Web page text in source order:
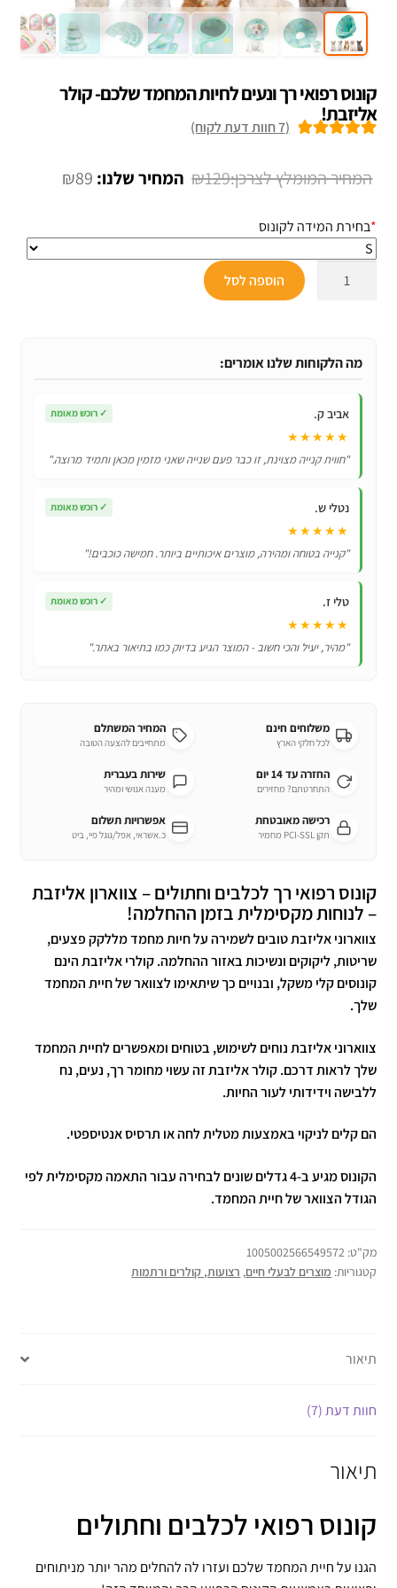
קונוס רפואי רך ונעים לחיות המחמד שלכם- קולר
אליזבת!
(
7חוות דעת לקוח)
₪129
המחיר
היה:
₪129.
₪89 המחיר
הוא:
₪89.
*בחירת המידה לקונוס
לחיות
קולר
אליזבת!
הוספה לסל
מה הלקוחות שלנו אומרים:
אביב ק. ✓ רוכש מאומת
★★★★★
"חווית קנייה מצוינת, זו כבר פעם שנייה שאני מזמין מכאן ותמיד מרוצה."
נטלי ש. ✓ רוכש מאומת
★★★★★
"קנייה בטוחה ומהירה, מוצרים איכותיים ביותר. חמישה כוכבים!"
טלי ז. ✓ רוכש מאומת
★★★★★
"מהיר, יעיל והכי חשוב - המוצר הגיע בדיוק כמו בתיאור באתר."
משלוחים חינם
לכל חלקי הארץ
המחיר המשתלם
מתחייבים להצעה הטובה
החזרה עד 14 יום
התחרטתם? מחזירים
שירות בעברית
מענה אנושי ומהיר
רכישה מאובטחת
תקן PCI-SSL מחמיר
אפשרויות תשלום
כ.אשראי, אפל/גוגל פיי, ביט
קונוס רפואי רך לכלבים וחתולים – צווארון אליזבת
– לנוחות מקסימלית בזמן ההחלמה!
צווארוני אליזבת טובים לשמירה על חיות מחמד מללקק פצעים,
שריטות, ליקוקים ונשיכות באזור ההחלמה. קולרי אליזבת הינם
קונוסים קלי משקל, ובנויים כך שיתאימו לצוואר של חיית המחמד
שלך.
צווארוני אליזבת נוחים לשימוש, בטוחים ומאפשרים לחיית המחמד
שלך לראות דרכם. קולר אליזבת זה עשוי מחומר רך, נעים, נח
ללבישה וידידותי לעור החיות.
הם קלים לניקוי באמצעות מטלית לחה או תרסיס אנטיספטי.
הקונוס מגיע ב-4 גדלים שונים לבחירה עבור התאמה מקסימלית לפי
הגודל הצוואר של חיית המחמד.
מק"ט: 1005002566549572
קטגוריות: מוצרים לבעלי חיים, רצועות, קולרים ורתמות
תיאור
חוות דעת (7)
תיאור
קונוס רפואי לכלבים וחתולים
הגנו על חיית המחמד שלכם ועזרו לה להחלים מהר יותר מניתוחים